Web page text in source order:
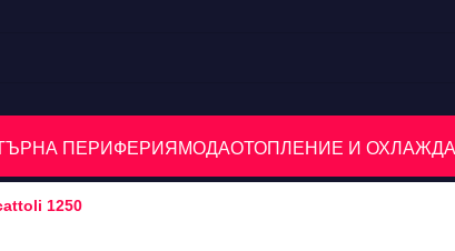
ПЕРИФЕРИЯ МОДАОТОПЛЕНИЕ И
1250